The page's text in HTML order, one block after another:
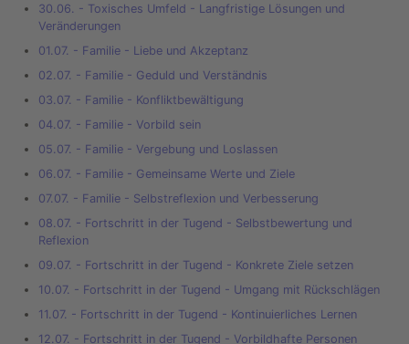
30.06. - Toxisches Umfeld - Langfristige Lösungen und
Veränderungen
01.07. - Familie - Liebe und Akzeptanz
02.07. - Familie - Geduld und Verständnis
03.07. - Familie - Konfliktbewältigung
04.07. - Familie - Vorbild sein
05.07. - Familie - Vergebung und Loslassen
06.07. - Familie - Gemeinsame Werte und Ziele
07.07. - Familie - Selbstreflexion und Verbesserung
08.07. - Fortschritt in der Tugend - Selbstbewertung und
Reflexion
09.07. - Fortschritt in der Tugend - Konkrete Ziele setzen
10.07. - Fortschritt in der Tugend - Umgang mit Rückschlägen
11.07. - Fortschritt in der Tugend - Kontinuierliches Lernen
12.07. - Fortschritt in der Tugend - Vorbildhafte Personen